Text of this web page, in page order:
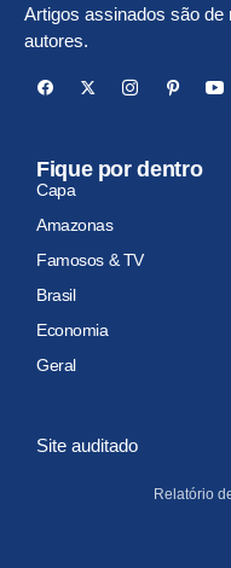
Artigos assinados são de
autores.
Fique por dentro
Capa
Amazonas
Famosos & TV
Brasil
Economia
Geral
Site auditado
Relatório